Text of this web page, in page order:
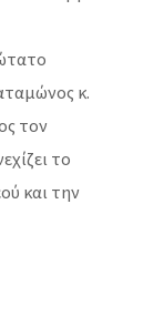
κ.
τον
το
και την